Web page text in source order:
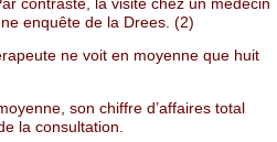
contraste, la visite chez un médecin
enquête de la Drees. (2)
ne voit en moyenne que huit
son chiffre d’affaires total
la consultation.